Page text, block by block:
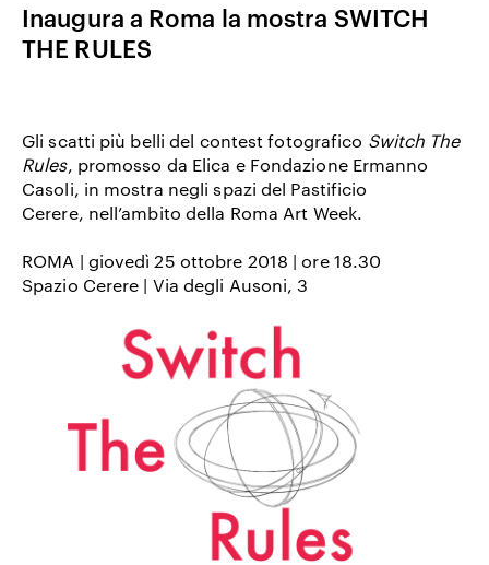
COGNOME
Inaugura a Roma la mostra SWITCH
THE RULES
Gli scatti più belli del contest fotografico Switch The
Rules, promosso da Elica e Fondazione Ermanno
Casoli, in mostra negli spazi del Pastificio
Cerere, nell’ambito della Roma Art Week.
ROMA | giovedì 25 ottobre 2018 | ore 18.30
Spazio Cerere | Via degli Ausoni, 3